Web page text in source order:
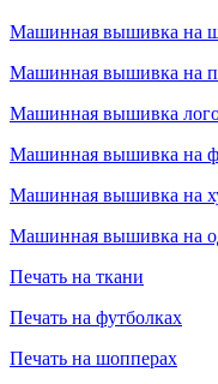
Машинная вышивка на
Машинная вышивка на
Машинная вышивка
Машинная вышивка на
Машинная вышивка на
Машинная вышивка на
Печать на ткани
Печать на футболках
Печать на шопперах